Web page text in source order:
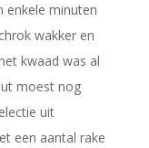
enkele minuten
wakker en
kwaad was al
moest nog
uit
een aantal rake